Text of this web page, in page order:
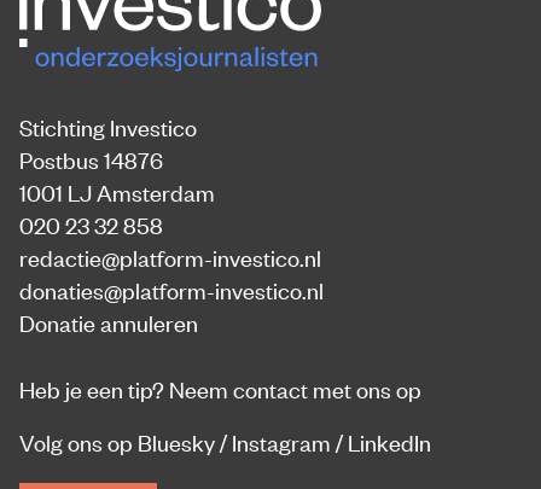
Stichting Investico
Postbus 14876
1001 LJ Amsterdam
020 23 32 858
redactie@platform-investico.nl
donaties@platform-investico.nl
Donatie annuleren
Heb je een tip? Neem contact met ons op
Volg ons op Bluesky/ Instagram / LinkedIn